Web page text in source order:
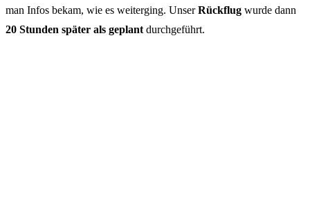
man Infos bekam, wie es weiterging. UnserRückflug wurde dann
20 Stunden später als geplant durchgeführt.